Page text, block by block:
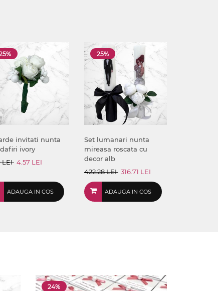
invitati nunta
ivory
LEI 4.57 LEI
ADAUGA IN COS
25%
Set lumanari nunta
mireasa roscata cu
decor alb
422.28 LEI 316.71 LEI
ADAUGA IN COS
24%